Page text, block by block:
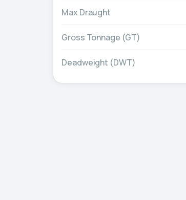
Max Draught
Gross Tonnage (GT)
Deadweight (DWT)